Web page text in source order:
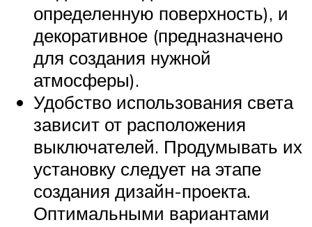
определенную поверхность), и
декоративное (предназначено
для создания нужной
атмосферы).
Удобство использования света
зависит от расположения
выключателей. Продумывать их
установку следует на этапе
создания дизайн-проекта.
Оптимальными вариантами